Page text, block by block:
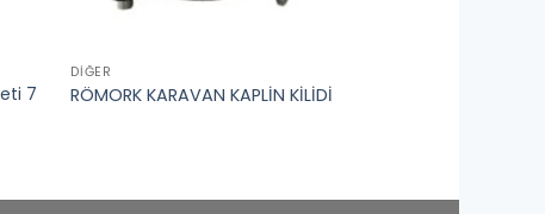
7
DIĞER
RÖMORK KARAVAN KAPLİN KİLİDİ